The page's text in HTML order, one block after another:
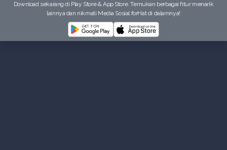
Download sekarang di Play Store & App Store. Temukan berbagai fitur menarik
lainnya dan nikmati Media Sosial forHat di dalamnya!